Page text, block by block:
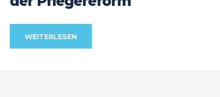
WEITERLESEN